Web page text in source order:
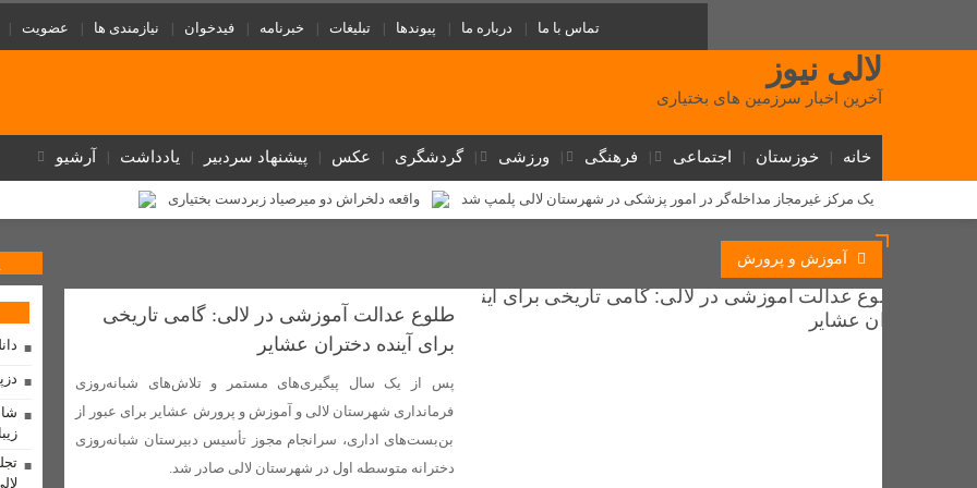
تماس با ما درباره ما پیوندها تبلیغات خبرنامه فیدخوان نیازمندی ها عضویت
لالی نیوز
آخرین اخبار سرزمین های بختیاری
خانه خوزستان اجتماعی فرهنگی ورزشی گردشگری عکس پیشنهاد سردبیر یادداشت آرشیو
یک مرکز غیرمجاز مداخله‌گر در امور پزشکی در شهرستان لالی پلمپ شد واقعه دلخراش دو میرصیاد زبردست بختیاری
روابط سرد نماینده و فرماندار لالی؛ (استوری) جنجالی رضا جباری، اختلافات را آشکار کرد + عکس بهسازی شبکه در روستای لالی با نصب تیربرق
دستگیری ۱۰ سارق احشام و اماکن خصوصی در طرح «آرامش در شهر» لالی مذاکره با آمریکا «کار بیهوده» و «اشتباه» است/ راه نجات
وقتی نفس‌های بلوط به یاری مردم نیازدارد موازی‌کاری در دستگاه‌های فرهنگی تابستانی داغ با
فیزیکدانان و حل بزرگ‌ترین معمای
مذاکره برای غرب یک تاکتیک است، نه هدف / تشییع باشکوه شهدای اقتدار، نمایش عزت جمهوری اسلامی بود
آموزش و پرورش
‌طلوع عدالت آموزشی در لالی: گامی تاریخی
برای آینده دختران عشایر
پس از یک سال پیگیری‌های مستمر و تلاش‌های شبانه‌روزی
فرمانداری شهرستان لالی و آموزش و پرورش عشایر برای عبور از
بن‌بست‌های اداری، سرانجام مجوز تأسیس دبیرستان شبانه‌روزی
دخترانه متوسطه اول در شهرستان لالی صادر شد.
زیبا